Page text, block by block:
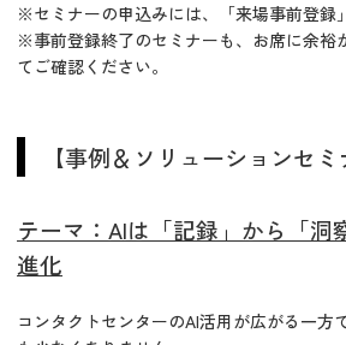
※セミナーの申込みには、「来場事前登録
※事前登録終了のセミナーも、お席に余裕
てご確認ください。
【事例＆ソリューションセミ
テーマ：AIは「記録」から「
進化
コンタクトセンターのAI活用が広がる一